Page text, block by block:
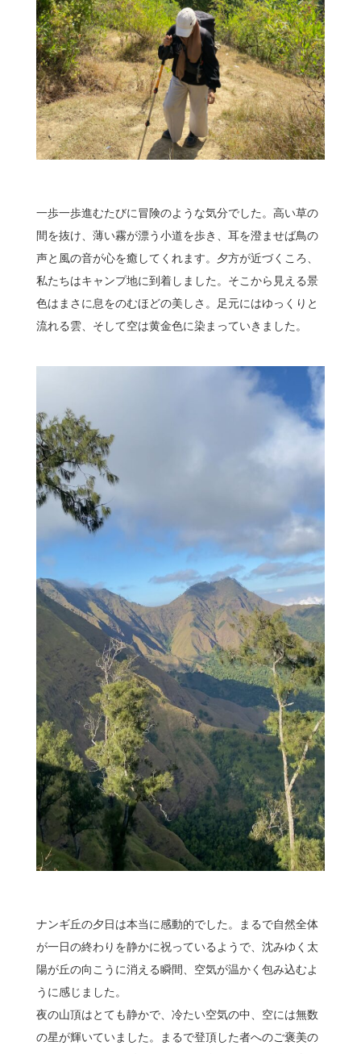
一歩一歩進むたびに冒険のような気分でした。高い草の
間を抜け、薄い霧が漂う小道を歩き、耳を澄ませば鳥の
声と風の音が心を癒してくれます。夕方が近づくころ、
私たちはキャンプ地に到着しました。そこから見える景
色はまさに息をのむほどの美しさ。足元にはゆっくりと
流れる雲、そして空は黄金色に染まっていきました。
ナンギ丘の夕日は本当に感動的でした。まるで自然全体
が一日の終わりを静かに祝っているようで、沈みゆく太
陽が丘の向こうに消える瞬間、空気が温かく包み込むよ
うに感じました。
夜の山頂はとても静かで、冷たい空気の中、空には無数
の星が輝いていました。まるで登頂した者へのご褒美の